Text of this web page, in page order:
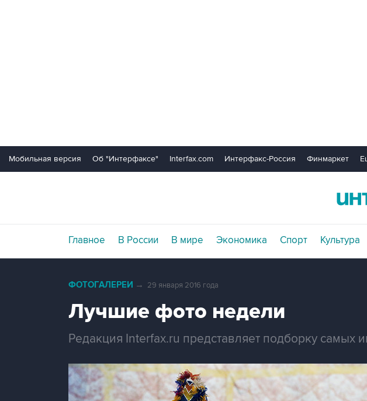
Мобильная версия Об "Интерфаксе" Interfax.com Интерфакс-Россия Финмаркет
Главное В России В мире Экономика Спорт Культура
ФОТОГАЛЕРЕИ → 29 января 2016 года
Лучшие фото недели
Редакция Interfax.ru представляет подборку самых